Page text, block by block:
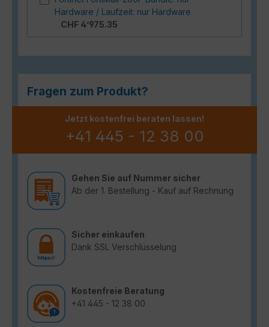
Hardware / Laufzeit: nur Hardware
CHF 4’975.35
Fragen zum Produkt?
Jetzt kostenfrei beraten lassen!
+41 445 - 12 38 00
Gehen Sie auf Nummer sicher
Ab der 1. Bestellung - Kauf auf Rechnung
Sicher einkaufen
Dank SSL Verschlüsselung
Kostenfreie Beratung
+41 445 - 12 38 00